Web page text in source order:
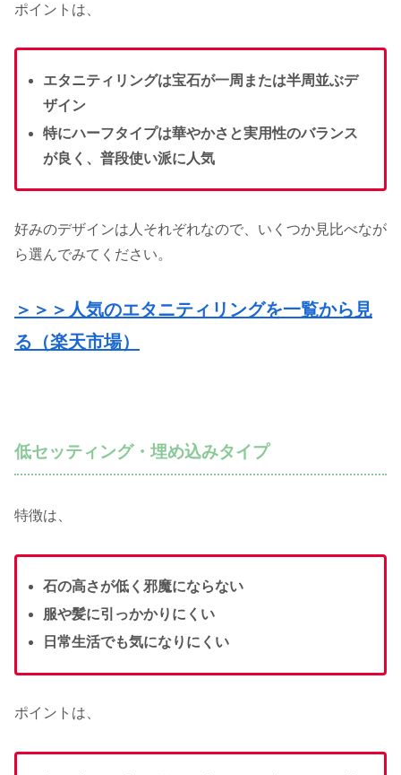
ポイントは、
エタニティリングは宝石が一周または半周並ぶデ
ザイン
特にハーフタイプは華やかさと実用性のバランス
が良く、普段使い派に人気
好みのデザインは人それぞれなので、いくつか見比べなが
ら選んでみてください。
＞＞＞人気のエタニティリングを一覧から見
る（楽天市場）
低セッティング・埋め込みタイプ
特徴は、
石の高さが低く邪魔にならない
服や髪に引っかかりにくい
日常生活でも気になりにくい
ポイントは、